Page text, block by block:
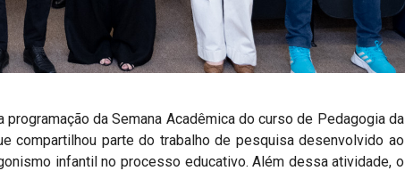
da Semana Acadêmica do curso de Pedagogia da
compartilhou parte do trabalho de pesquisa desenvolvido ao
infantil no processo educativo. Além dessa atividade, o